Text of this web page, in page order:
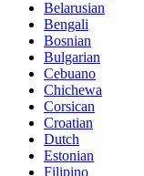
Belarusian
Bengali
Bosnian
Bulgarian
Cebuano
Chichewa
Corsican
Croatian
Dutch
Estonian
Filipino